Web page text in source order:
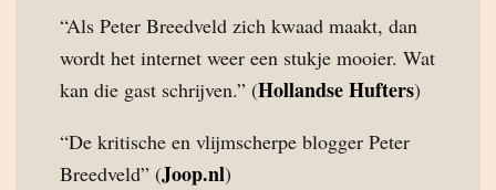
“Als Peter Breedveld zich kwaad maakt, dan
wordt het internet weer een stukje mooier. Wat
kan die gast schrijven.” (Hollandse Hufters)
“De kritische en vlijmscherpe blogger Peter
Breedveld” (Joop.nl)